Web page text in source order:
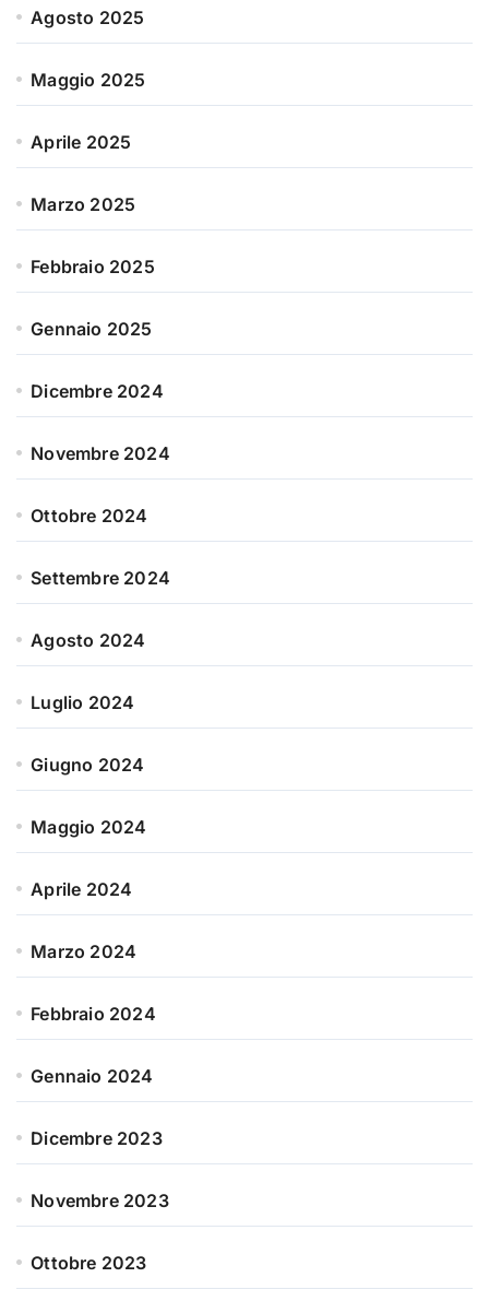
Agosto 2025
Maggio 2025
Aprile 2025
Marzo 2025
Febbraio 2025
Gennaio 2025
Dicembre 2024
Novembre 2024
Ottobre 2024
Settembre 2024
Agosto 2024
Luglio 2024
Giugno 2024
Maggio 2024
Aprile 2024
Marzo 2024
Febbraio 2024
Gennaio 2024
Dicembre 2023
Novembre 2023
Ottobre 2023